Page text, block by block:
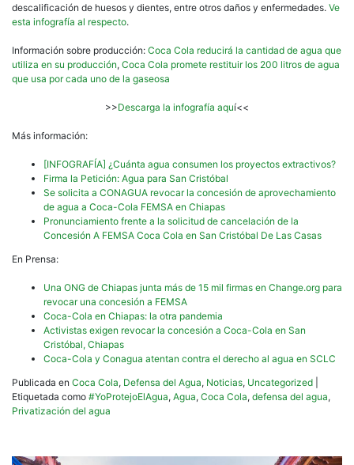
descalificación de huesos y dientes, entre otros daños y enfermedades. Ve
esta infografía al respecto.
Información sobre producción: Coca Cola reducirá la cantidad de agua que
utiliza en su producción, Coca Cola promete restituir los 200 litros de agua
que usa por cada uno de la gaseosa
>>Descarga la infografía aquí<<
Más información:
[INFOGRAFÍA] ¿Cuánta agua consumen los proyectos extractivos?
Firma la Petición: Agua para San Cristóbal
Se solicita a CONAGUA revocar la concesión de aprovechamiento
de agua a Coca-Cola FEMSA en Chiapas
Pronunciamiento frente a la solicitud de cancelación de la
Concesión A FEMSA Coca Cola en San Cristóbal De Las Casas
En Prensa:
Una ONG de Chiapas junta más de 15 mil firmas en Change.org para
revocar una concesión a FEMSA
Coca-Cola en Chiapas: la otra pandemia
Activistas exigen revocar la concesión a Coca-Cola en San
Cristóbal, Chiapas
Coca-Cola y Conagua atentan contra el derecho al agua en SCLC
Publicada en Coca Cola, Defensa del Agua, Noticias, Uncategorized
Etiquetada como #YoProtejoElAgua, Agua, Coca Cola, defensa del agua,
Privatización del agua